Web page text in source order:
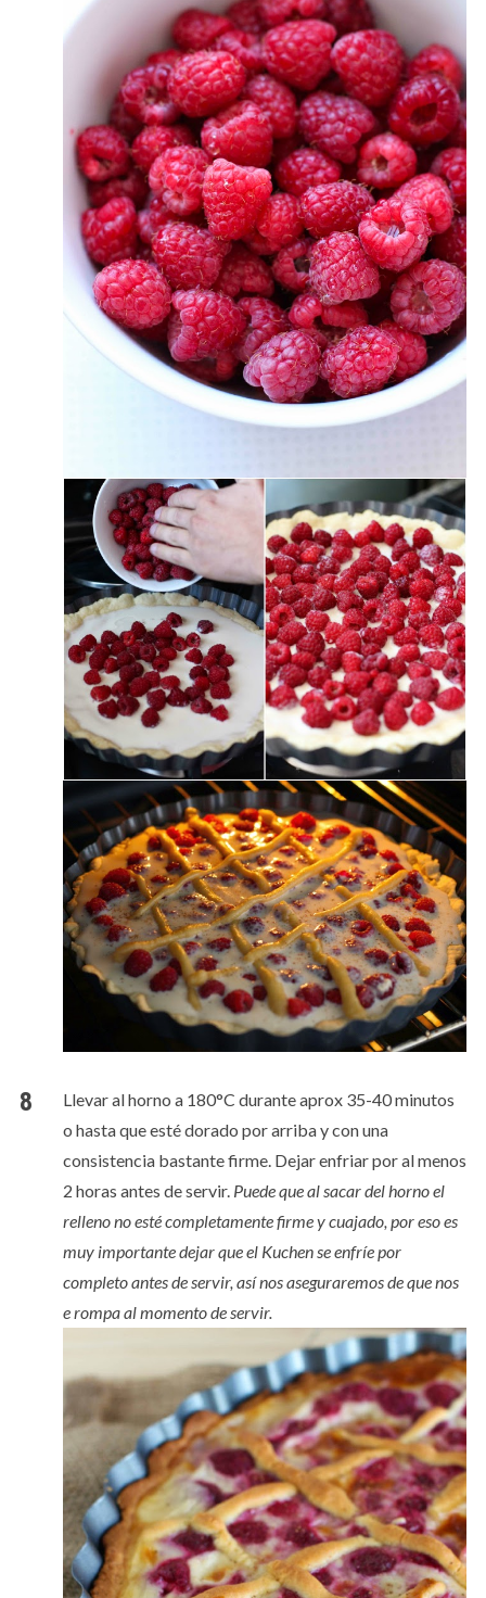
Llevar al horno a 180°C durante aprox 35-40 minutos
o hasta que esté dorado por arriba y con una
consistencia bastante firme. Dejar enfriar por al menos
2 horas antes de servir. Puede que al sacar del horno el
relleno no esté completamente firme y cuajado, por eso es
muy importante dejar que el Kuchen se enfríe por
completo antes de servir, así nos aseguraremos de que nos
e rompa al momento de servir.